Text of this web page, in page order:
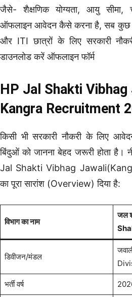
जैसे- शैक्षणिक योग्यता, आयु सीमा,
ऑफलाइन आवेदन कैसे करना है, सब कुछ
और ITI छात्रों के लिए सरकारी
डाउनलोड करें ऑफलाइन फॉर्म
HP Jal Shakti
Kangra Recruitment
किसी भी सरकारी नौकरी के लिए
बिंदुओं को जानना बेहद जरूरी होता है।
Jal Shakti Vibhag
का पूरा सारांश (Overview) दिया है:
विभाग का नाम
जल
डिवीजन/मंडल
भर्ती वर्ष